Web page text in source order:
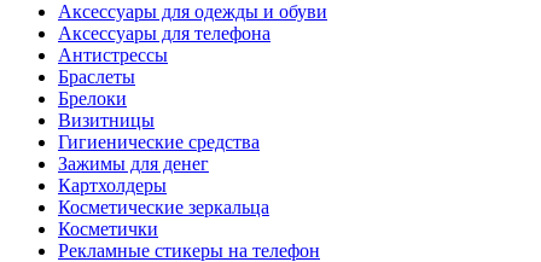
Аксессуары для одежды и обуви
Аксессуары для телефона
Антистрессы
Браслеты
Брелоки
Визитницы
Гигиенические средства
Зажимы для денег
Картхолдеры
Косметические зеркальца
Косметички
Рекламные стикеры на телефон